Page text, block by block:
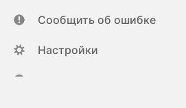
Сообщить об ошибке
Настройки